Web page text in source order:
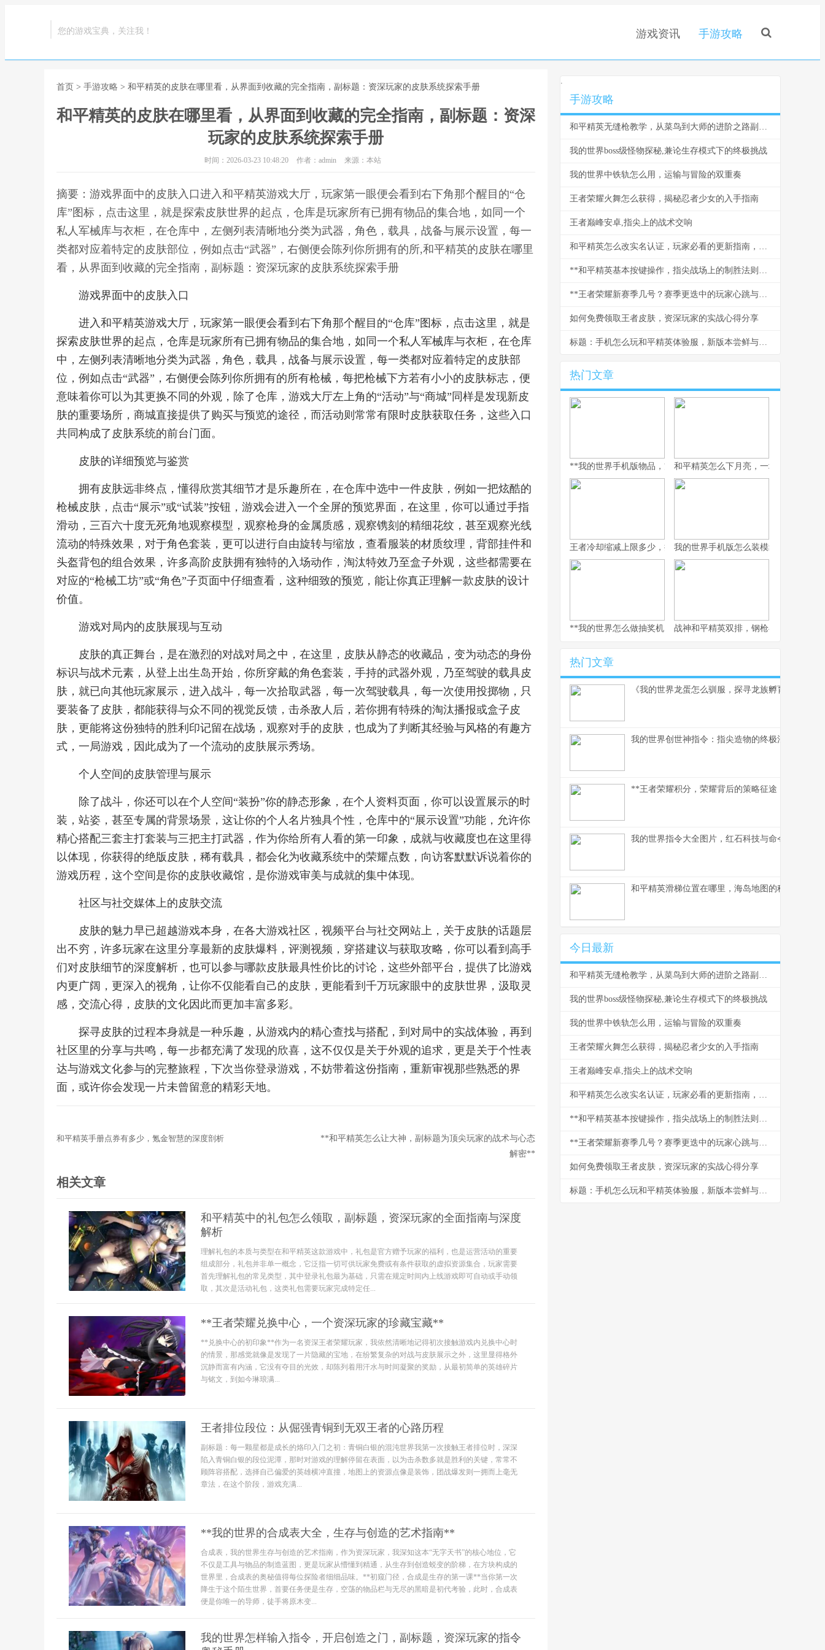
您的游戏宝典，关注我！ 游戏资讯 手游攻略
首页 > 手游攻略 > 和平精英的皮肤在哪里看，从界面到收藏的完全指南，副标题：资深玩家的皮肤系统探索手册
和平精英的皮肤在哪里看，从界面到收藏的完全指南，副标题：资深
玩家的皮肤系统探索手册
时间：2026-03-23 10:48:20 作者：admin 来源：本站
摘要：游戏界面中的皮肤入口进入和平精英游戏大厅，玩家第一眼便会看到右下角那个醒目的“仓
库”图标，点击这里，就是探索皮肤世界的起点，仓库是玩家所有已拥有物品的集合地，如同一个
私人军械库与衣柜，在仓库中，左侧列表清晰地分类为武器，角色，载具，战备与展示设置，每一
类都对应着特定的皮肤部位，例如点击“武器”，右侧便会陈列你所拥有的所,和平精英的皮肤在哪里
看，从界面到收藏的完全指南，副标题：资深玩家的皮肤系统探索手册
游戏界面中的皮肤入口
进入和平精英游戏大厅，玩家第一眼便会看到右下角那个醒目的“仓库”图标，点击这里，就是
探索皮肤世界的起点，仓库是玩家所有已拥有物品的集合地，如同一个私人军械库与衣柜，在仓库
中，左侧列表清晰地分类为武器，角色，载具，战备与展示设置，每一类都对应着特定的皮肤部
位，例如点击“武器”，右侧便会陈列你所拥有的所有枪械，每把枪械下方若有小小的皮肤标志，便
意味着你可以为其更换不同的外观，除了仓库，游戏大厅左上角的“活动”与“商城”同样是发现新皮
肤的重要场所，商城直接提供了购买与预览的途径，而活动则常常有限时皮肤获取任务，这些入口
共同构成了皮肤系统的前台门面。
皮肤的详细预览与鉴赏
拥有皮肤远非终点，懂得欣赏其细节才是乐趣所在，在仓库中选中一件皮肤，例如一把炫酷的
枪械皮肤，点击“展示”或“试装”按钮，游戏会进入一个全屏的预览界面，在这里，你可以通过手指
滑动，三百六十度无死角地观察模型，观察枪身的金属质感，观察镌刻的精细花纹，甚至观察光线
流动的特殊效果，对于角色套装，更可以进行自由旋转与缩放，查看服装的材质纹理，背部挂件和
头盔背包的组合效果，许多高阶皮肤拥有独特的入场动作，淘汰特效乃至盒子外观，这些都需要在
对应的“枪械工坊”或“角色”子页面中仔细查看，这种细致的预览，能让你真正理解一款皮肤的设计
价值。
游戏对局内的皮肤展现与互动
皮肤的真正舞台，是在激烈的对战对局之中，在这里，皮肤从静态的收藏品，变为动态的身份
标识与战术元素，从登上出生岛开始，你所穿戴的角色套装，手持的武器外观，乃至驾驶的载具皮
肤，就已向其他玩家展示，进入战斗，每一次拾取武器，每一次驾驶载具，每一次使用投掷物，只
要装备了皮肤，都能获得与众不同的视觉反馈，击杀敌人后，若你拥有特殊的淘汰播报或盒子皮
肤，更能将这份独特的胜利印记留在战场，观察对手的皮肤，也成为了判断其经验与风格的有趣方
式，一局游戏，因此成为了一个流动的皮肤展示秀场。
个人空间的皮肤管理与展示
除了战斗，你还可以在个人空间“装扮”你的静态形象，在个人资料页面，你可以设置展示的时
装，站姿，甚至专属的背景场景，这让你的个人名片独具个性，仓库中的“展示设置”功能，允许你
精心搭配三套主打套装与三把主打武器，作为你给所有人看的第一印象，成就与收藏度也在这里得
以体现，你获得的绝版皮肤，稀有载具，都会化为收藏系统中的荣耀点数，向访客默默诉说着你的
游戏历程，这个空间是你的皮肤收藏馆，是你游戏审美与成就的集中体现。
社区与社交媒体上的皮肤交流
皮肤的魅力早已超越游戏本身，在各大游戏社区，视频平台与社交网站上，关于皮肤的话题层
出不穷，许多玩家在这里分享最新的皮肤爆料，评测视频，穿搭建议与获取攻略，你可以看到高手
们对皮肤细节的深度解析，也可以参与哪款皮肤最具性价比的讨论，这些外部平台，提供了比游戏
内更广阔，更深入的视角，让你不仅能看自己的皮肤，更能看到千万玩家眼中的皮肤世界，汲取灵
感，交流心得，皮肤的文化因此而更加丰富多彩。
探寻皮肤的过程本身就是一种乐趣，从游戏内的精心查找与搭配，到对局中的实战体验，再到
社区里的分享与共鸣，每一步都充满了发现的欣喜，这不仅仅是关于外观的追求，更是关于个性表
达与游戏文化参与的完整旅程，下次当你登录游戏，不妨带着这份指南，重新审视那些熟悉的界
面，或许你会发现一片未曾留意的精彩天地。
和平精英手册点券有多少，氪金智慧的深度剖析
**和平精英怎么让大神，副标题为顶尖玩家的战术与心态
解密**
相关文章
和平精英中的礼包怎么领取，副标题，资深玩家的全面指南与深度
解析
理解礼包的本质与类型在和平精英这款游戏中，礼包是官方赠予玩家的福利，也是运营活动的重要
组成部分，礼包并非单一概念，它泛指一切可供玩家免费或有条件获取的虚拟资源集合，玩家需要
首先理解礼包的常见类型，其中登录礼包最为基础，只需在规定时间内上线游戏即可自动或手动领
取，其次是活动礼包，这类礼包需要玩家完成特定任...
**王者荣耀兑换中心，一个资深玩家的珍藏宝藏**
**兑换中心的初印象**作为一名资深王者荣耀玩家，我依然清晰地记得初次接触游戏内兑换中心时
的情景，那感觉就像是发现了一片隐藏的宝地，在纷繁复杂的对战与皮肤展示之外，这里显得格外
沉静而富有内涵，它没有夺目的光效，却陈列着用汗水与时间凝聚的奖励，从最初简单的英雄碎片
与铭文，到如今琳琅满...
王者排位段位：从倔强青铜到无双王者的心路历程
副标题：每一颗星都是成长的烙印入门之初：青铜白银的混沌世界我第一次接触王者排位时，深深
陷入青铜白银的段位泥潭，那时对游戏的理解停留在表面，以为击杀数多就是胜利的关键，常常不
顾阵容搭配，选择自己偏爱的英雄横冲直撞，地图上的资源点像是装饰，团战爆发则一拥而上毫无
章法，在这个阶段，游戏充满...
**我的世界的合成表大全，生存与创造的艺术指南**
合成表，我的世界生存与创造的艺术指南，作为资深玩家，我深知这本“无字天书”的核心地位，它
不仅是工具与物品的制造蓝图，更是玩家从懵懂到精通，从生存到创造蜕变的阶梯，在方块构成的
世界里，合成表的奥秘值得每位探险者细细品味。**初窥门径，合成是生存的第一课**当你第一次
降生于这个陌生世界，首要任务便是生存，空荡的物品栏与无尽的黑暗是初代考验，此时，合成表
便是你唯一的导师，徒手将原木变...
我的世界怎样输入指令，开启创造之门，副标题，资深玩家的指令
.
手游攻略
和平精英无缝枪教学，从菜鸟到大师的进阶之路副标题，压枪细节揭秘助力巅峰对决
我的世界boss级怪物探秘,兼论生存模式下的终极挑战
我的世界中铁轨怎么用，运输与冒险的双重奏
王者荣耀火舞怎么获得，揭秘忍者少女的入手指南
王者巅峰安卓,指尖上的战术交响
和平精英怎么改实名认证，玩家必看的更新指南，副标题，资深玩家详解步骤与心得
**和平精英基本按键操作，指尖战场上的制胜法则：老兵的操控哲学**
**王者荣耀新赛季几号？赛季更迭中的玩家心跳与策略风暴,副标题,资深玩家眼中的版本脉搏与新征程**
如何免费领取王者皮肤，资深玩家的实战心得分享
标题：手机怎么玩和平精英体验服，新版本尝鲜与深度体验指南
热门文章
**我的世界手机版物品，方块宇宙间的生存哲学**
和平精英怎么下月亮，一场虚拟登月的
王者冷却缩减上限多少，探秘极限施法的艺术我的世界手机版怎么装模组，手把手开
**我的世界怎么做抽奖机，揭秘随机惊喜的建造奥义**
战神和平精英双排，钢枪与谋略的双人
热门文章
《我的世界龙蛋怎么驯服，探寻龙族孵育秘辛》
我的世界创世神指令：指尖造物的终极法则，方块
**王者荣耀积分，荣耀背后的策略征途，一位资深
我的世界指令大全图片，红石科技与命令之力融合
和平精英滑梯位置在哪里，海岛地图的秘密游乐场
今日最新
和平精英无缝枪教学，从菜鸟到大师的进阶之路副标题，压枪细节揭秘助力巅峰对决
我的世界boss级怪物探秘,兼论生存模式下的终极挑战
我的世界中铁轨怎么用，运输与冒险的双重奏
王者荣耀火舞怎么获得，揭秘忍者少女的入手指南
王者巅峰安卓,指尖上的战术交响
和平精英怎么改实名认证，玩家必看的更新指南，副标题，资深玩家详解步骤与心得
**和平精英基本按键操作，指尖战场上的制胜法则：老兵的操控哲学**
**王者荣耀新赛季几号？赛季更迭中的玩家心跳与策略风暴,副标题,资深玩家眼中的版本脉搏与新征程**
如何免费领取王者皮肤，资深玩家的实战心得分享
标题：手机怎么玩和平精英体验服，新版本尝鲜与深度体验指南